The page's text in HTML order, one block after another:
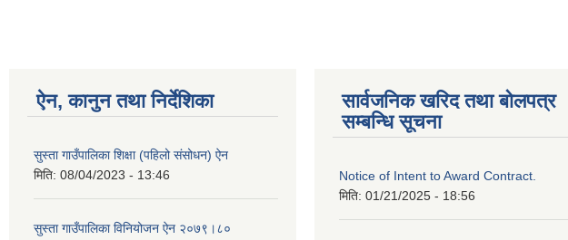
ऐन, कानुन तथा निर्देशिका
सुस्ता गाउँपालिका शिक्षा (पहिलो संसोधन) ऐन
मिति: 08/04/2023 - 13:46
सुस्ता गाउँपालिका विनियोजन ऐन २०७९।८०
सार्वजनिक खरिद तथा बोलपत्र
सम्बन्धि सूचना
Notice of Intent to Award Contract.
मिति: 01/21/2025 - 18:56